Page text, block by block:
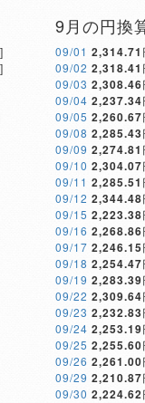
]
]
9月の円換
09/01 2,314.71
09/02 2,318.41
09/03 2,308.46
09/04 2,237.34
09/05 2,260.67
09/08 2,285.43
09/09 2,274.81
09/10 2,304.07
09/11 2,285.51
09/12 2,344.48
09/15 2,223.38
09/16 2,268.86
09/17 2,246.15
09/18 2,254.47
09/19 2,283.39
09/22 2,309.64
09/23 2,232.83
09/24 2,253.19
09/25 2,255.60
09/26 2,261.00
09/29 2,210.87
09/30 2,224.62